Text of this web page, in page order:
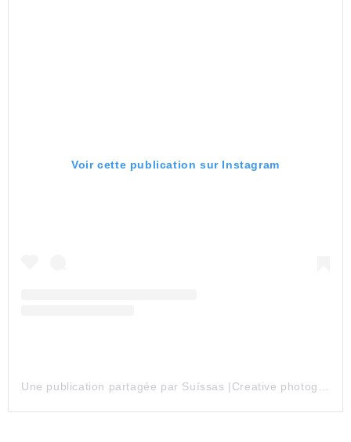
Voir cette publication sur Instagram
Une publication partagée par Suíssas |Creative photography (@suissas)